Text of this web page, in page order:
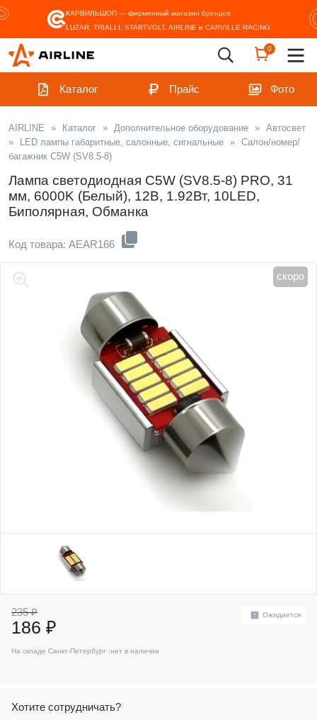
КАРВИЛЬШОП — фирменный магазин брендов
LUZAR, TRIALLI, STARTVOLT, AIRLINE и CARVILLE RACING
0
Каталог Прайс Фото
AIRLINE » Каталог » Дополнительное оборудование » Автосвет
»
LED лампы габаритные, салонные, сигнальные » Салон/номер/
багажник C5W (SV8.5-8)
Лампа светодиодная C5W (SV8.5-8) PRO, 31
мм, 6000K (Белый), 12В, 1.92Вт, 10LED,
Биполярная, Обманка
Код товара: AEAR166
скоро
235 ₽
186 ₽
Ожидается
На складе Санкт-Петербург :нет в наличии
Хотите сотрудничать?